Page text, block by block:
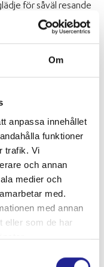
Om
anpassa innehållet
funktioner
trafik. Vi
och annan
medier och
med.
med annan
eller som de har
för såväl resande
över älven och på
södra skärgård,
och avlasta
passagerare med
till den 18 mars.